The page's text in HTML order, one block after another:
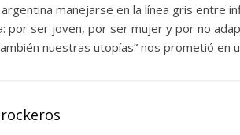
manejarse en la línea gris entre
por ser joven, por ser mujer y por no
nuestras utopías” nos prometió en